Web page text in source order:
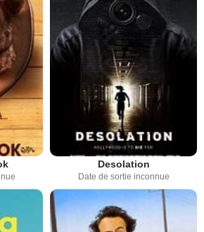
Desolation
Date de sortie inconnue